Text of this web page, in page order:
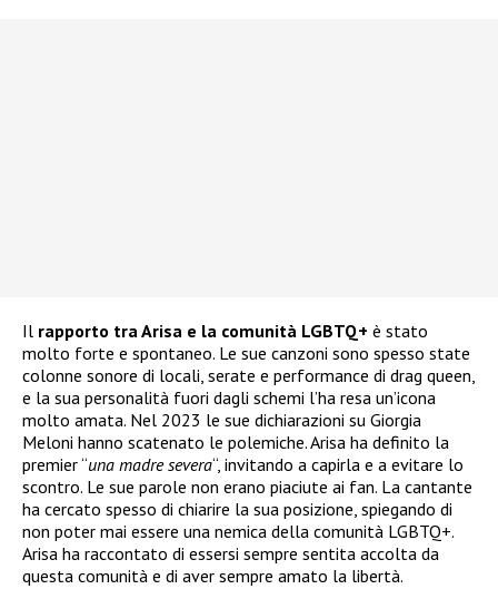
Il rapporto tra Arisa e la comunità LGBTQ+ è stato
molto forte e spontaneo. Le sue canzoni sono spesso state
colonne sonore di locali, serate e performance di drag queen,
e la sua personalità fuori dagli schemi l’ha resa un’icona
molto amata. Nel 2023 le sue dichiarazioni su Giorgia
Meloni hanno scatenato le polemiche. Arisa ha definito la
premier “una madre severa“, invitando a capirla e a evitare lo
scontro. Le sue parole non erano piaciute ai fan. La cantante
ha cercato spesso di chiarire la sua posizione, spiegando di
non poter mai essere una nemica della comunità LGBTQ+.
Arisa ha raccontato di essersi sempre sentita accolta da
questa comunità e di aver sempre amato la libertà.